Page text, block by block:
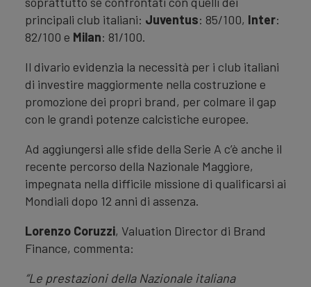
principali club italiani: Juventus: 85/100, Inter:
82/100 e Milan: 81/100.
Il divario evidenzia la necessità per i club italiani
di investire maggiormente nella costruzione e
promozione dei propri brand, per colmare il gap
con le grandi potenze calcistiche europee.
Ad aggiungersi alle sfide della Serie A c’è anche il
recente percorso della Nazionale Maggiore,
impegnata nella difficile missione di qualificarsi ai
Mondiali dopo 12 anni di assenza.
Lorenzo Coruzzi, Valuation Director di Brand
Finance, commenta:
“Le prestazioni della Nazionale italiana